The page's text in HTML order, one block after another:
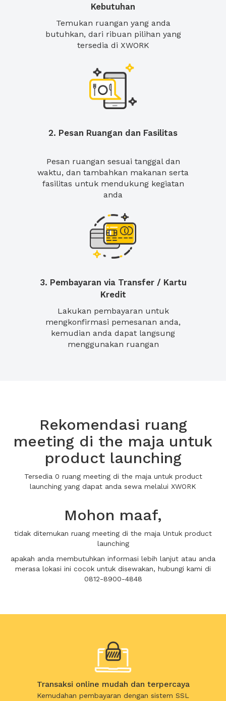
Kebutuhan
Temukan ruangan yang anda
butuhkan, dari ribuan pilihan yang
tersedia di XWORK
2. Pesan Ruangan dan Fasilitas
Pesan ruangan sesuai tanggal dan
waktu, dan tambahkan makanan serta
fasilitas untuk mendukung kegiatan
anda
3. Pembayaran via Transfer / Kartu
Kredit
Lakukan pembayaran untuk
mengkonfirmasi pemesanan anda,
kemudian anda dapat langsung
menggunakan ruangan
Rekomendasi ruang
meeting di the maja untuk
product launching
Tersedia 0 ruang meeting di the maja untuk product
launching yang dapat anda sewa melalui XWORK
Mohon maaf,
tidak ditemukan ruang meeting di the maja Untuk product
launching
apakah anda membutuhkan informasi lebih lanjut atau anda
merasa lokasi ini cocok untuk disewakan, hubungi kami di
0812-8900-4848
Transaksi online mudah dan terpercaya
Kemudahan pembayaran dengan sistem SSL